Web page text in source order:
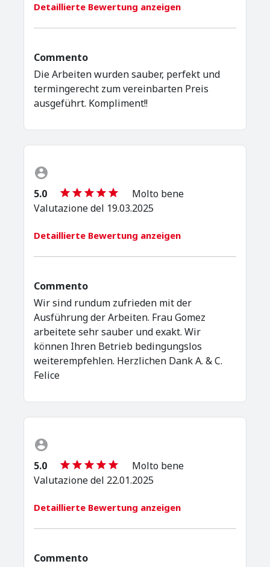
Detaillierte Bewertung anzeigen
Commento
Die Arbeiten wurden sauber, perfekt und
termingerecht zum vereinbarten Preis
ausgeführt. Kompliment!!
5.0
Molto bene
Valutazione del 19.03.2025
Detaillierte Bewertung anzeigen
Commento
Wir sind rundum zufrieden mit der
Ausführung der Arbeiten. Frau Gomez
arbeitete sehr sauber und exakt. Wir
können Ihren Betrieb bedingungslos
weiterempfehlen. Herzlichen Dank A. & C.
Felice
5.0
Molto bene
Valutazione del 22.01.2025
Detaillierte Bewertung anzeigen
Commento